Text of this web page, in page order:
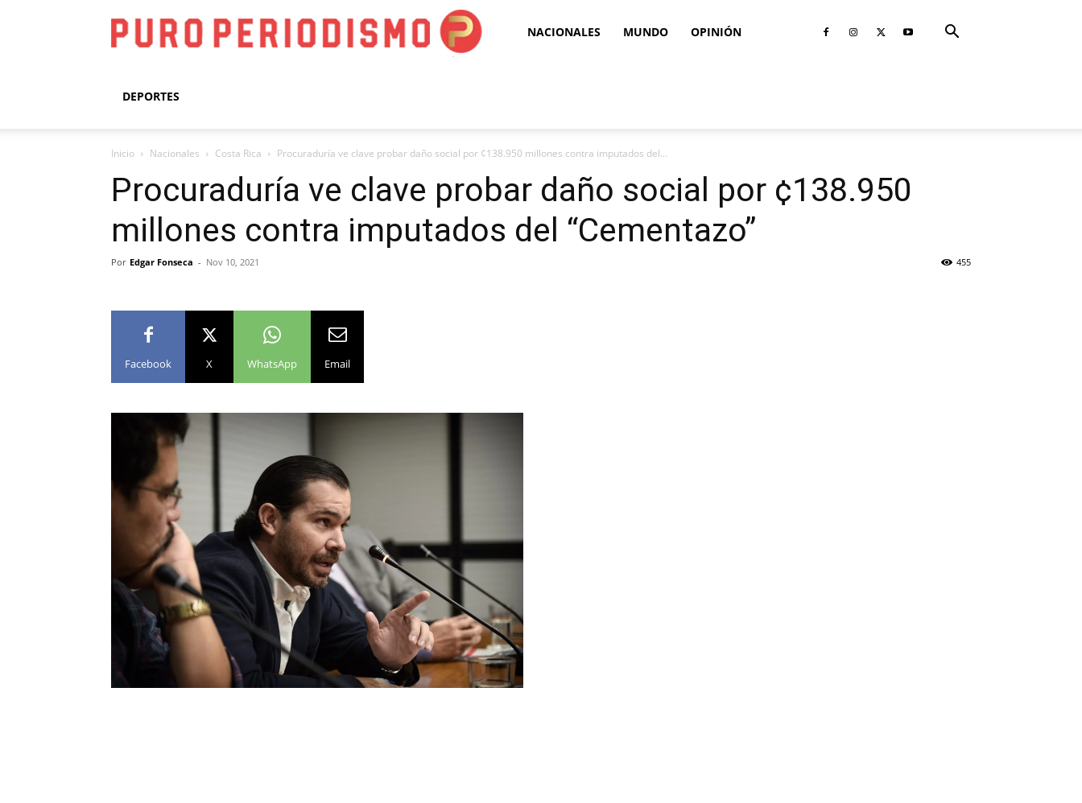
Puro NACIONALES MUNDO OPINIÓN
DEPORTES
Inicio Nacionales Costa Rica Procuraduría ve clave probar daño social por ¢138.950 millones contra imputados del...
Procuraduría ve clave probar daño social por ¢138.950
millones contra imputados del “Cementazo”
Por Edgar Fonseca - Nov 10, 2021 455
Facebook X WhatsApp Email